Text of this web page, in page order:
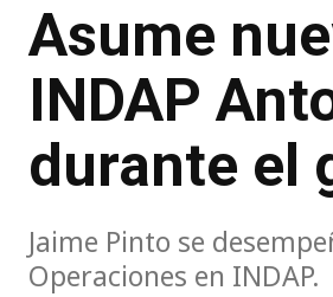
Asume
INDAP
durante el
Jaime Pinto se
Operaciones en INDAP.